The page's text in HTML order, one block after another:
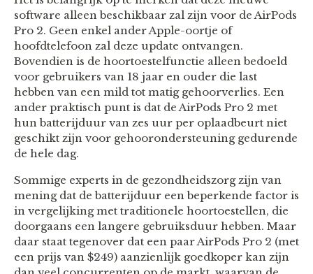
software alleen beschikbaar zal zijn voor de AirPods
Pro 2. Geen enkel ander Apple-oortje of
hoofdtelefoon zal deze update ontvangen.
Bovendien is de hoortoestelfunctie alleen bedoeld
voor gebruikers van 18 jaar en ouder die last
hebben van een mild tot matig gehoorverlies. Een
ander praktisch punt is dat de AirPods Pro 2 met
hun batterijduur van zes uur per oplaadbeurt niet
geschikt zijn voor gehoorondersteuning gedurende
de hele dag.
Sommige experts in de gezondheidszorg zijn van
mening dat de batterijduur een beperkende factor is
in vergelijking met traditionele hoortoestellen, die
doorgaans een langere gebruiksduur hebben. Maar
daar staat tegenover dat een paar AirPods Pro 2 (met
een prijs van $249) aanzienlijk goedkoper kan zijn